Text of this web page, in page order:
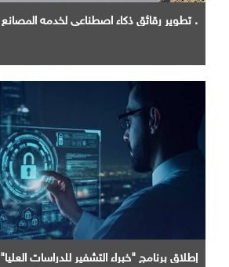
. تطوير رقائق ذكاء اصطناعي لخدمه المصانع
إطلاق برنامج "خبراء التشفير للدراسات العليا"